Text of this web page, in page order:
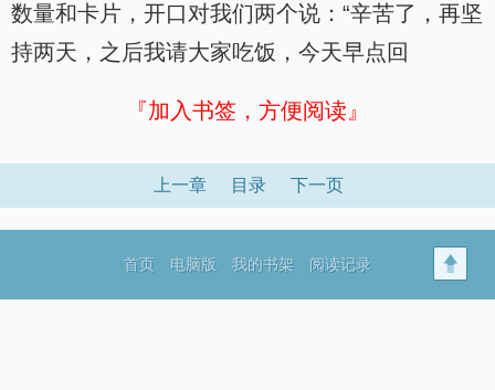
数量和卡片，开口对我们两个说：“辛苦了，再坚
持两天，之后我请大家吃饭，今天早点回
『加入书签，方便阅读』
上一章 目录 下一页
首页 电脑版 我的书架 阅读记录